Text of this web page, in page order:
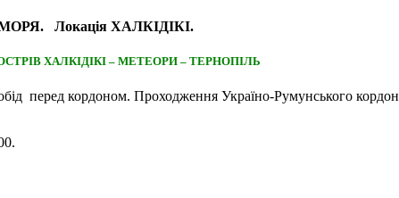
Локація ХАЛКІДІКІ.
ХАЛКІДІКІ – МЕТЕОРИ – ТЕРНОПІЛЬ
перед кордоном. Проходження Україно-Румунського